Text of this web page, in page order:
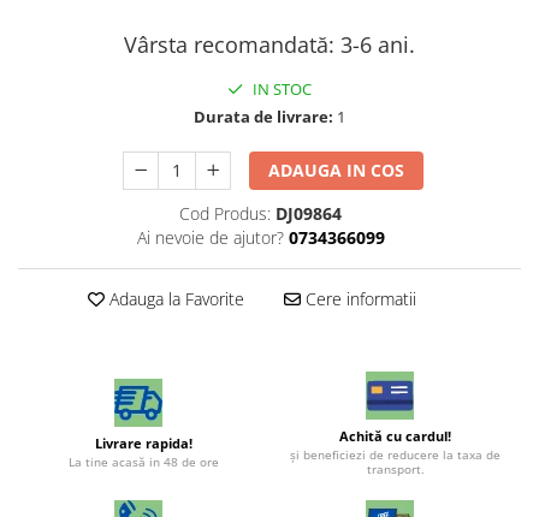
Vârsta recomandată: 3-6 ani.
IN STOC
Durata de livrare: 1
ADAUGA IN COS
Cod Produs: DJ09864
Ai nevoie de ajutor? 0734366099
Adauga la Favorite Cere informatii
Livrare rapida!
La tine acasă in 48 de ore
Achită cu cardul!
şi beneficiezi de reducere la taxa de
transport.